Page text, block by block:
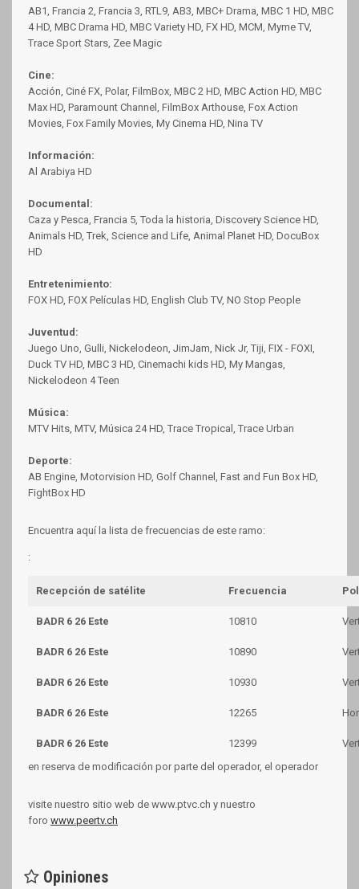
AB1, Francia 2, Francia 3, RTL9, AB3, MBC+ Drama, MBC 1 HD, MBC
4 HD, MBC Drama HD, MBC Variety HD, FX HD, MCM, Myme TV,
Trace Sport Stars, Zee Magic
Cine:
Acción, Ciné FX, Polar, FilmBox, MBC 2 HD, MBC Action HD, MBC
Max HD, Paramount Channel, FilmBox Arthouse, Fox Action
Movies, Fox Family Movies, My Cinema HD, Nina TV
Información:
Al Arabiya HD
Documental:
Caza y Pesca, Francia 5, Toda la historia, Discovery Science HD,
Animals HD, Trek, Science and Life, Animal Planet HD, DocuBox
HD
Entretenimiento:
FOX HD, FOX Películas HD, English Club TV, NO Stop People
Juventud:
Juego Uno, Gulli, Nickelodeon, JimJam, Nick Jr, Tiji, FIX - FOXI,
Duck TV HD, MBC 3 HD, Cinemachi kids HD, My Mangas,
Nickelodeon 4 Teen
Música:
MTV Hits, MTV, Música 24 HD, Trace Tropical, Trace Urban
Deporte:
AB Engine, Motorvision HD, Golf Channel, Fast and Fun Box HD,
FightBox HD
Encuentra aquí la lista de frecuencias de este ramo:
:
Recepción de satélite Frecuencia
BADR 6 26 Este 10810
BADR 6 26 Este 10890
BADR 6 26 Este 10930
BADR 6 26 Este 12265
BADR 6 26 Este 12399
en reserva de modificación por parte del operador, el operador
visite nuestro sitio web de www.ptvc.ch y nuestro
foro www.peertv.ch
Opiniones